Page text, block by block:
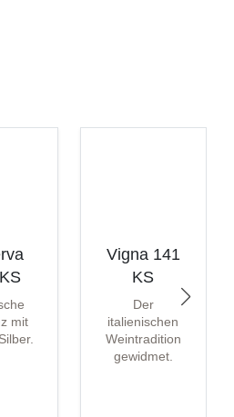
mit
Vigna 141
KS
Der
italienischen
Weintradition
gewidmet.